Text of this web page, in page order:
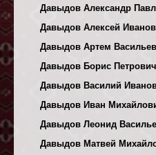
Давыдов Александр
Давыдов Алексей
Давыдов Артем
Давыдов Борис
Давыдов Василий
Давыдов Иван
Давыдов Леонид
Давыдов Матвей